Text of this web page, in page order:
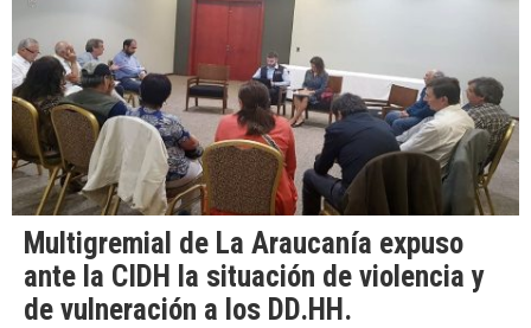
Multigremial de La Araucanía expuso
ante la CIDH la situación de violencia y
de vulneración a los DD.HH.